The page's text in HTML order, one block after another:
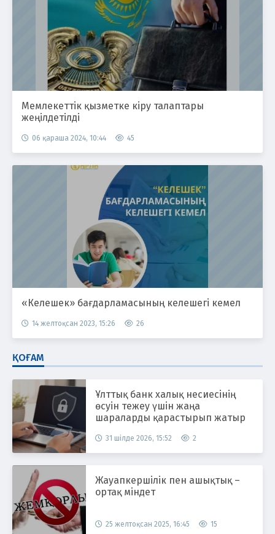
Мемлекеттік қызметке кіру талаптары
жеңілдетілді
06 қараша 2024, 10:44 45
«Келешек» бағдарламасының келешегі кемел
14 желтоқсан 2023, 15:26 26
ҚОҒАМ
Ұлттық банк халық несиесінің
өсуін тежеу үшін жаңа
шараларды қарастырып жатыр
31 шілде 2026, 15:52 2
Жауапкершілік пен ашықтық –
ортақ міндет
25 желтоқсан 2025, 16:45 15